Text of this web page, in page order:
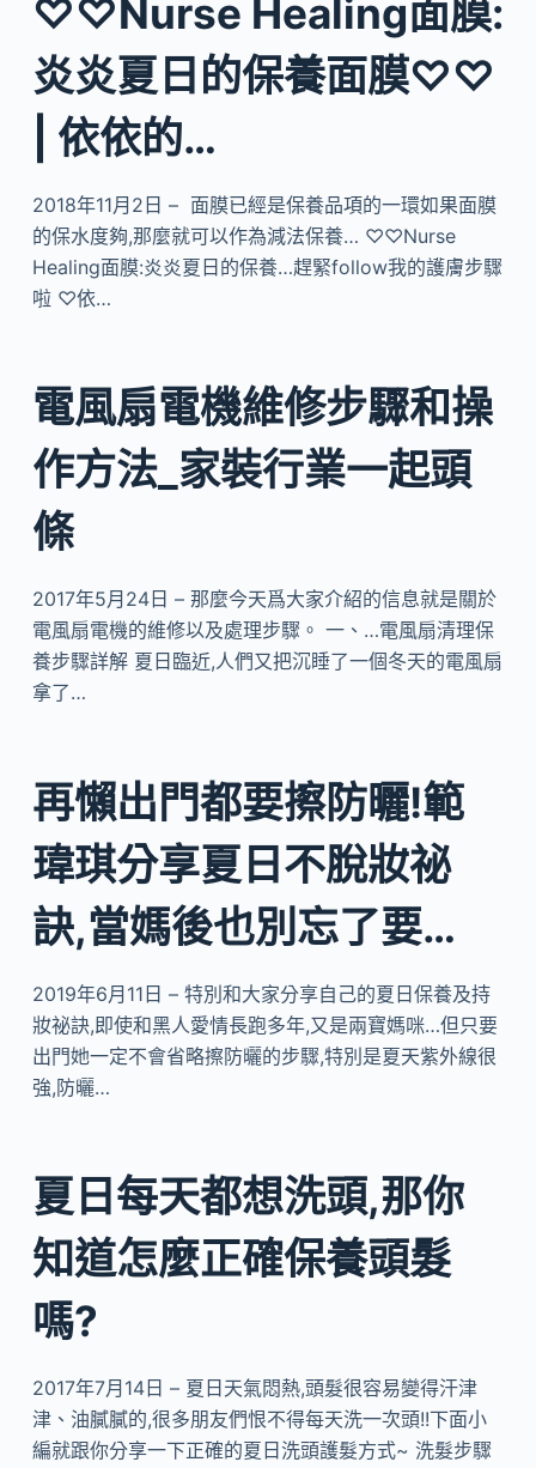
♡♡Nurse Healing面膜:
炎炎夏日的保養面膜♡♡
| 依依的…
2018年11月2日 – 面膜已經是保養品項的一環如果面膜
的保水度夠,那麼就可以作為減法保養… ♡♡Nurse
Healing面膜:炎炎夏日的保養…趕緊follow我的護膚步驟
啦 ♡依…
電風扇電機維修步驟和操
作方法_家裝行業一起頭
條
2017年5月24日 – 那麼今天爲大家介紹的信息就是關於
電風扇電機的維修以及處理步驟。 一、…電風扇清理保
養步驟詳解 夏日臨近,人們又把沉睡了一個冬天的電風扇
拿了…
再懶出門都要擦防曬!範
瑋琪分享夏日不脫妝祕
訣,當媽後也別忘了要…
2019年6月11日 – 特別和大家分享自己的夏日保養及持
妝祕訣,即使和黑人愛情長跑多年,又是兩寶媽咪…但只要
出門她一定不會省略擦防曬的步驟,特別是夏天紫外線很
強,防曬…
夏日每天都想洗頭,那你
知道怎麼正確保養頭髮
嗎?
2017年7月14日 – 夏日天氣悶熱,頭髮很容易變得汗津
津、油膩膩的,很多朋友們恨不得每天洗一次頭!!下面小
編就跟你分享一下正確的夏日洗頭護髮方式~ 洗髮步驟